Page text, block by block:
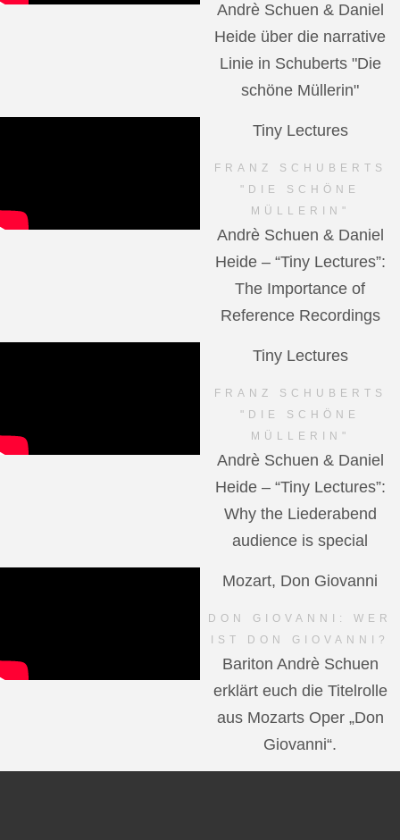
Andrè Schuen & Daniel
Heide über die narrative
Linie in Schuberts "Die
schöne Müllerin"
Tiny Lectures
FRANZ SCHUBERTS
"DIE SCHÖNE
MÜLLERIN"
Andrè Schuen & Daniel
Heide – “Tiny Lectures”:
The Importance of
Reference Recordings
Tiny Lectures
FRANZ SCHUBERTS
"DIE SCHÖNE
MÜLLERIN"
Andrè Schuen & Daniel
Heide – “Tiny Lectures”:
Why the Liederabend
audience is special
Mozart, Don Giovanni
DON GIOVANNI: WER
IST DON GIOVANNI?
Bariton Andrè Schuen
erklärt euch die Titelrolle
aus Mozarts Oper „Don
Giovanni“.